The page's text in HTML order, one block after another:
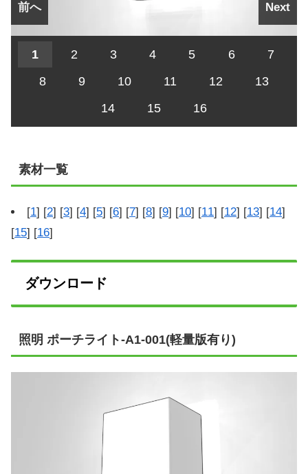
前へ Next
1 2 3 4 5 6
7
8
9 10 11 12
13
14
15 16
素材一覧
[1] [2] [3] [4] [5] [6] [7] [8] [9] [10] [11] [12] [13] [14]
[15] [16]
ダウンロード
照明 ポーチライト-A1-001(軽量版有り)